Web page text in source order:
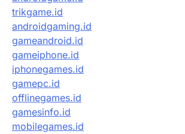
trikgame.id
androidgaming.id
gameandroid.id
gameiphone.id
iphonegames.id
gamepc.id
offlinegames.id
gamesinfo.id
mobilegames.id